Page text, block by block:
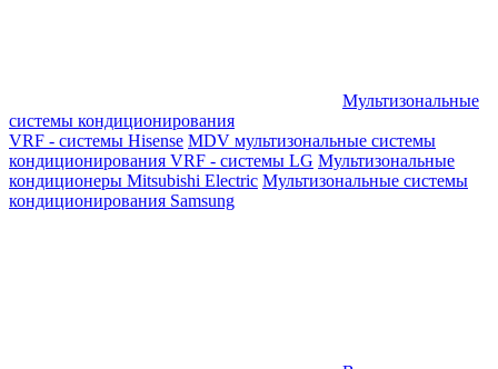
Мультизональные
системы кондиционирования
VRF - системы Hisense MDV мультизональные системы
кондиционирования VRF - системы LG Мультизональные
кондиционеры Mitsubishi Electric Мультизональные системы
кондиционирования Samsung